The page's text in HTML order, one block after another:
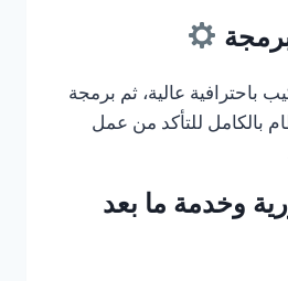
باحترافية عالية، ثم برمجة
بالكامل للتأكد من عمل
وخدمة ما بعد